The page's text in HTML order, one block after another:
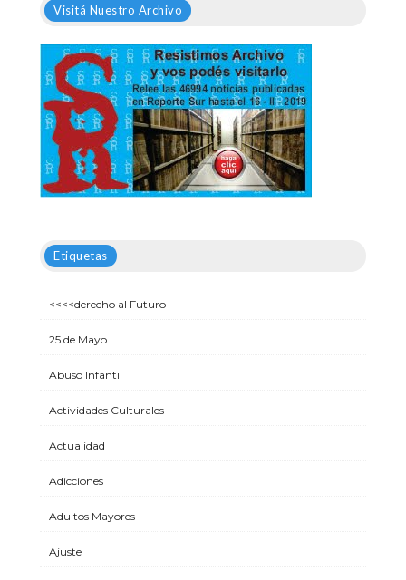
Visitá Nuestro Archivo
Etiquetas
<<<<derecho al Futuro
25 de Mayo
Abuso Infantil
Actividades Culturales
Actualidad
Adicciones
Adultos Mayores
Ajuste